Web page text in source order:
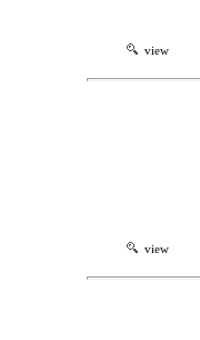
view
view